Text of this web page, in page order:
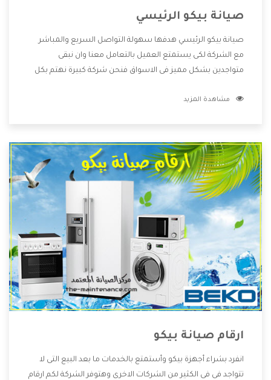
صيانة بيكو الرئيسي
صيانة بيكو الرئيسي هدفها سهولة التواصل السريع والمباشر
مع الشركة لكى يستمتع العميل بالتعامل معنا وان نبقى
متواجدين بشكل مميز فى الاسواق فنحن شركة كبيرة نهتم بكل
الشركة بها والتى تكون منها خدمة الصيانة التى تكون من أهم
الأسعار التى تكون مناسبة لكثير من العملاء
مشاهدة المزيد
ارقام صيانة بيكو
انفرد بشراء أجهزة بيكو وأستمتع بالخدمات ما بعد البيع التى لا
تتواجد فى فى الكثير من الشركات الاخرى وهتوفر الشركة لكم ارقام